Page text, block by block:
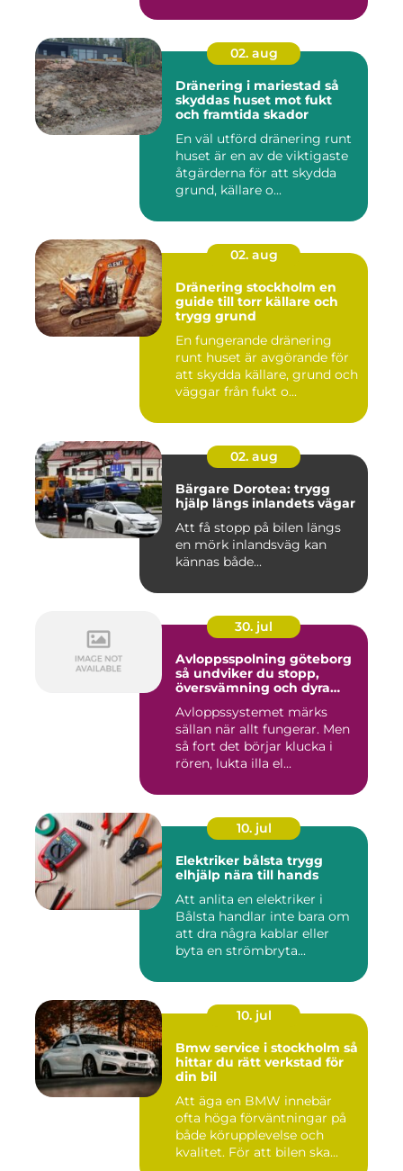
02. aug
Dränering i mariestad så
skyddas huset mot fukt
och framtida skador
En väl utförd dränering runt
huset är en av de viktigaste
åtgärderna för att skydda
grund, källare o...
02. aug
Dränering stockholm en
guide till torr källare och
trygg grund
En fungerande dränering
runt huset är avgörande för
att skydda källare, grund och
väggar från fukt o...
02. aug
Bärgare Dorotea: trygg
hjälp längs inlandets vägar
Att få stopp på bilen längs
en mörk inlandsväg kan
kännas både...
30. jul
Avloppsspolning göteborg
så undviker du stopp,
översvämning och dyra
Avloppssystemet märks
sällan när allt fungerar. Men
så fort det börjar klucka i
rören, lukta illa el...
10. jul
Elektriker bålsta trygg
elhjälp nära till hands
Att anlita en elektriker i
Bålsta handlar inte bara om
att dra några kablar eller
byta en strömbryta...
10. jul
Bmw service i stockholm så
hittar du rätt verkstad för
din bil
Att äga en BMW innebär
ofta höga förväntningar på
både körupplevelse och
kvalitet. För att bilen ska...